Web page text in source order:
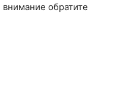
обратите